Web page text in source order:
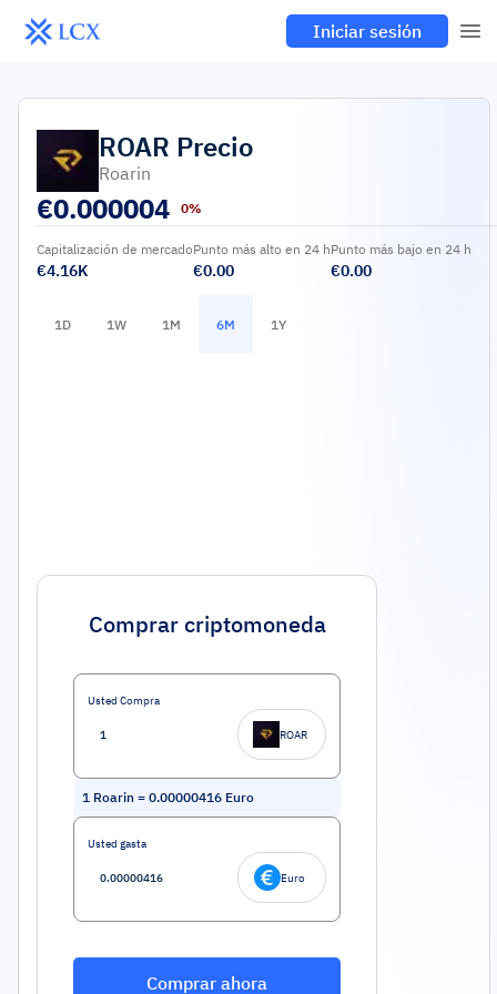
Iniciar sesión
ROAR Precio
Roarin
€0.000004 0%
Capitalización de mercado
€4.16K
Punto más alto en 24 h
€0.00
Punto más bajo en 24 h
€0.00
1D 1W 1M 6M 1Y
Comprar criptomoneda
Usted Compra
ROAR
1 Roarin = 0.00000416 Euro
Usted gasta
Euro
Comprar ahora